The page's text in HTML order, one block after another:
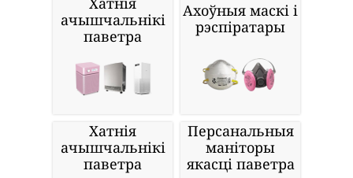
ачышчальнікі
паветра
Ахоўныя маскі і
рэспіратары
Хатнія
ачышчальнікі
паветра
Персанальныя
маніторы
якасці паветра